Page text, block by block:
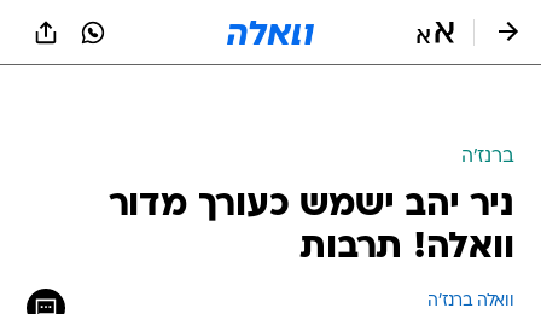
ברנז'ה
ניר יהב ישמש כעורך מדור
וואלה! תרבות
וואלה ברנז'ה